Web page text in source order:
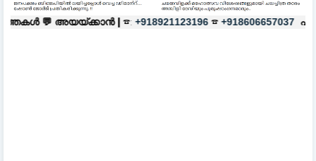
| ☎: +918921123196 ☎ +918606657037 പരസ്യങ്ങൾക്ക്| ☎: